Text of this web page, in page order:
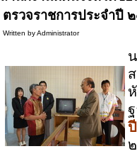
ตรวจราชการประจำปี
Written by Administrator